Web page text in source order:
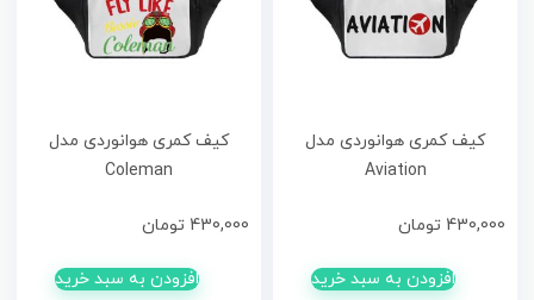
کیف کمری هوانوردی مدل
Aviation
430,000 تومان
افزودن به سبد خرید
کیف کمری هوانوردی مدل
Coleman
430,000 تومان
افزودن به سبد خرید